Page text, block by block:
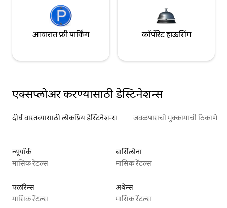
आवारात फ्री पार्किंग कॉर्पोरेट हाऊसिंग
एक्सप्लोअर करण्यासाठी डेस्टिनेशन्स
दीर्घ वास्तव्यासाठी लोकप्रिय डेस्टिनेशन्स जवळपासची मुक्कामाची ठिकाणे
न्यूयॉर्क
मासिक रेंटल्स
बार्सिलोना
मासिक रेंटल्स
फ्लॉरेन्स
मासिक रेंटल्स
अथेन्स
मासिक रेंटल्स